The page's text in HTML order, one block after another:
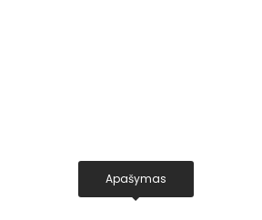
Apašymas